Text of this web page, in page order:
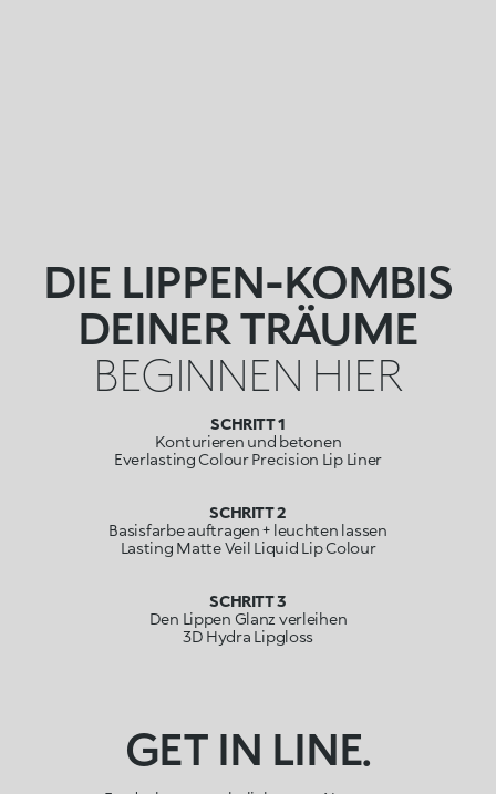
DIE LIPPEN-KOMBIS
DEINER TRÄUME
BEGINNEN HIER
SCHRITT 1
Konturieren und betonen
Everlasting Colour Precision Lip Liner
SCHRITT 2
Basisfarbe auftragen + leuchten lassen
Lasting Matte Veil Liquid Lip Colour
SCHRITT 3
Den Lippen Glanz verleihen
3D Hydra Lipgloss
GET IN LINE.